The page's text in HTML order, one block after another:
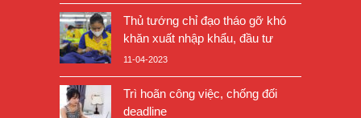
Thủ tướng chỉ đạo tháo gỡ khó
khăn xuất nhập khẩu, đầu tư
11-04-2023
Trì hoãn công việc, chống đối
deadline